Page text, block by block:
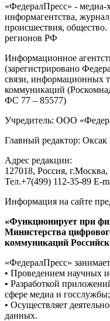
«ФедералПресс» - медиа-
информагентства,
происшествия,
регионов РФ
Информационное
(зарегистрировано
связи, информационных
коммуникаций
ФС 77 – 85577)
Учредитель: ООО
Главный редактор:
Адрес редакции:
127018, Россия,
Тел.+7(499) 112-35-89 E-
Информация на сайте
«Функционирует при
Министерства
коммуникаций
«ФедералПресс»
• Проведением научных
• Разработкой
сфере медиа и госслужбы;
• Осуществляет
данных.